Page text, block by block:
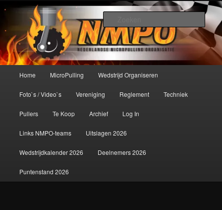
primaire
inhoudNederlandse MicroPulling
Organisatie
De meest krachtige modelbouwsport ter wereld!
Home MicroPulling Wedstrijd Organiseren
Foto`s / Video`s Vereniging Reglement Techniek
Pullers Te Koop Archief Log In
Links NMPO-teams Uitslagen 2026
Wedstrijdkalender 2026 Deelnemers 2026
Puntenstand 2026